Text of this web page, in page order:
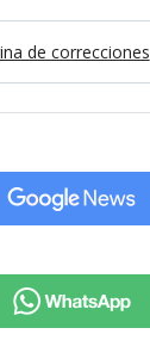
de correcciones